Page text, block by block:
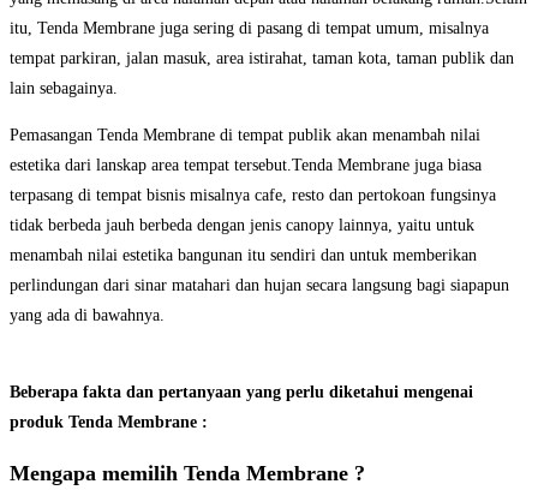
itu, Tenda Membrane juga sering di pasang di tempat umum, misalnya
tempat parkiran, jalan masuk, area istirahat, taman kota, taman publik dan
lain sebagainya.
Pemasangan Tenda Membrane di tempat publik akan menambah nilai
estetika dari lanskap area tempat tersebut.Tenda Membrane juga biasa
terpasang di tempat bisnis misalnya cafe, resto dan pertokoan fungsinya
tidak berbeda jauh berbeda dengan jenis canopy lainnya, yaitu untuk
menambah nilai estetika bangunan itu sendiri dan untuk memberikan
perlindungan dari sinar matahari dan hujan secara langsung bagi siapapun
yang ada di bawahnya.
Beberapa fakta dan pertanyaan yang perlu diketahui mengenai
produk Tenda Membrane :
Mengapa memilih Tenda Membrane ?